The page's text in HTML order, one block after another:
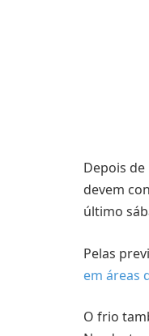
Depois
devem
último
Pelas
em áreas
O frio